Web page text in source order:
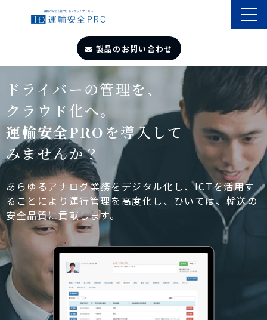
製品のお問い合わせ
TOP
導入事例
製品・サービス
自動点呼
遠隔点呼
お役立ちサイト
ドライバーの管理を、
クラウド化へ。
運輸安全PRO を導入して
みませんか？
あらゆるアナログ業務をデジタル化し、ICTを活用す
ることにより運行管理を高度化し、ひいては、輸送の
安全品質に貢献します。